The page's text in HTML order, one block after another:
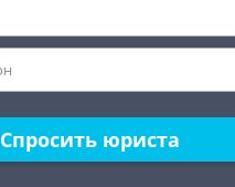
Спросить юриста